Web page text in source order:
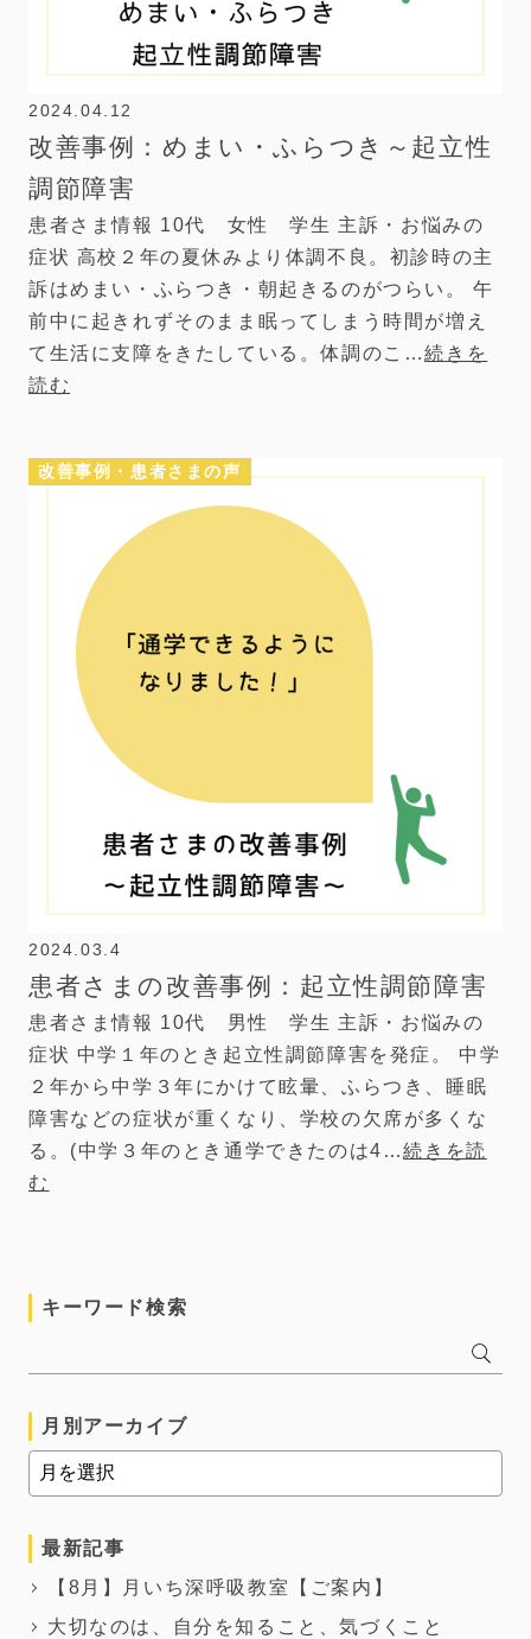
2024.04.12
改善事例：めまい・ふらつき～起立性
調節障害
患者さま情報 10代 女性 学生 主訴・お悩みの
症状 高校２年の夏休みより体調不良。初診時の主
訴はめまい・ふらつき・朝起きるのがつらい。 午
前中に起きれずそのまま眠ってしまう時間が増え
て生活に支障をきたしている。体調のこ…続きを
読む
改善事例・患者さまの声
2024.03.4
患者さまの改善事例：起立性調節障害
患者さま情報 10代 男性 学生 主訴・お悩みの
症状 中学１年のとき起立性調節障害を発症。 中学
２年から中学３年にかけて眩暈、ふらつき、睡眠
障害などの症状が重くなり、学校の欠席が多くな
る。(中学３年のとき通学できたのは4…続きを読
む
キーワード検索
月別アーカイブ
最新記事
【8月】月いち深呼吸教室【ご案内】
大切なのは、自分を知ること、気づくこと